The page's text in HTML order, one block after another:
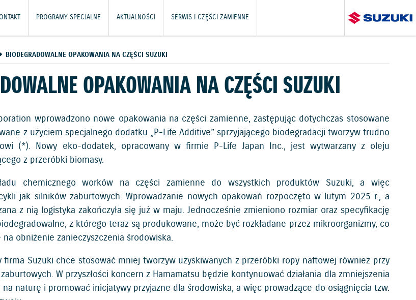
PROGRAMY SPECJALNE AKTUALNOŚCI SERWIS I CZĘŚCI ZAMIENNE
BIODEGRADOWALNE OPAKOWANIA NA CZĘŚCI SUZUKI
OPAKOWANIA NA CZĘŚCI SUZUKI
wprowadzono nowe opakowania na części zamienne, zastępując dotychczas stosowane
z użyciem specjalnego dodatku „P-Life Additive” sprzyjającego biodegradacji tworzyw trudno
(*). Nowy eko-dodatek, opracowany w firmie P-Life Japan Inc., jest wytwarzany z oleju
z przeróbki biomasy.
chemicznego worków na części zamienne do wszystkich produktów Suzuki, a więc
jak silników zaburtowych. Wprowadzanie nowych opakowań rozpoczęto w lutym 2025 r., a
z nią logistyka zakończyła się już w maju. Jednocześnie zmieniono rozmiar oraz specyfikację
z którego teraz są produkowane, może być rozkładane przez mikroorganizmy, co
na obniżenie zanieczyszczenia środowiska.
firma Suzuki chce stosować mniej tworzyw uzyskiwanych z przeróbki ropy naftowej również przy
W przyszłości koncern z Hamamatsu będzie kontynuować działania dla zmniejszenia
na naturę i promować inicjatywy przyjazne dla środowiska, a więc prowadzące do osiągnięcia tzw.